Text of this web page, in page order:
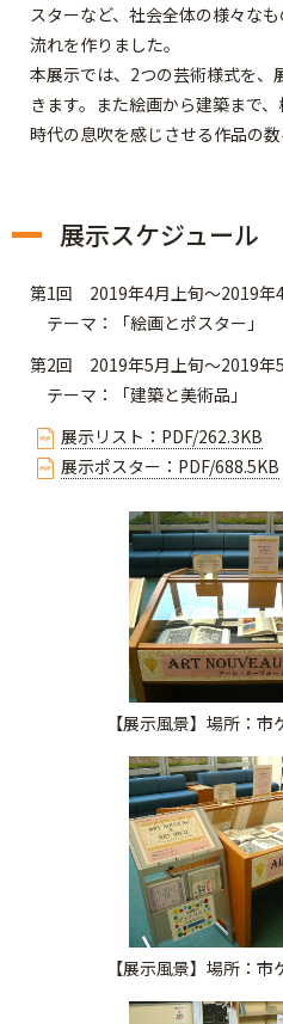
スターなど、社会全体の様々な
流れを作りました。
本展示では、2つの芸術様式を、
きます。また絵画から建築まで、
時代の息吹を感じさせる作品の
展示スケジュール
第1回 2019年4月上旬～2019年
テーマ：「絵画とポスター」
第2回 2019年5月上旬～2019年
テーマ：「建築と美術品」
展示リスト：PDF/262.3KB
展示ポスター：PDF/688.5KB
【展示風景】場所：
【展示風景】場所：